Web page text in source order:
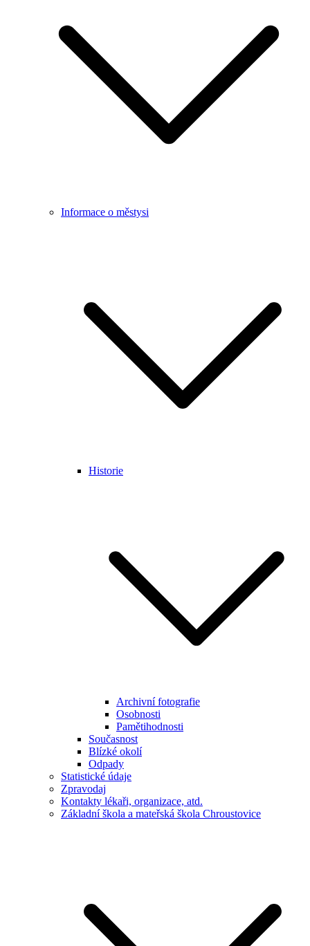
Informace o městysi
Historie
Archivní fotografie
Osobnosti
Pamětihodnosti
Současnost
Blízké okolí
Odpady
Statistické údaje
Zpravodaj
Kontakty lékaři, organizace, atd.
Základní škola a mateřská škola Chroustovice